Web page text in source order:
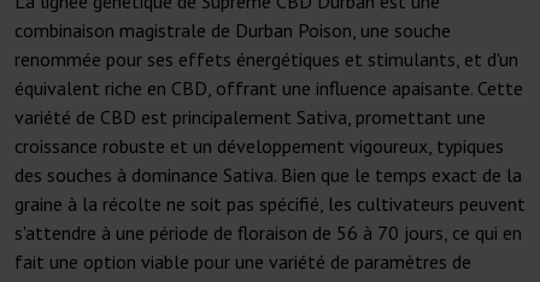
combinaison magistrale de Durban Poison, une souche
renommée pour ses effets énergétiques et stimulants, et d'un
équivalent riche en CBD, offrant une influence apaisante. Cette
variété de CBD est principalement Sativa, promettant une
croissance robuste et un développement vigoureux, typiques
des souches à dominance Sativa. Bien que le temps exact de la
graine à la récolte ne soit pas spécifié, les cultivateurs peuvent
s'attendre à une période de floraison de 56 à 70 jours, ce qui en
fait une option viable pour une variété de paramètres de